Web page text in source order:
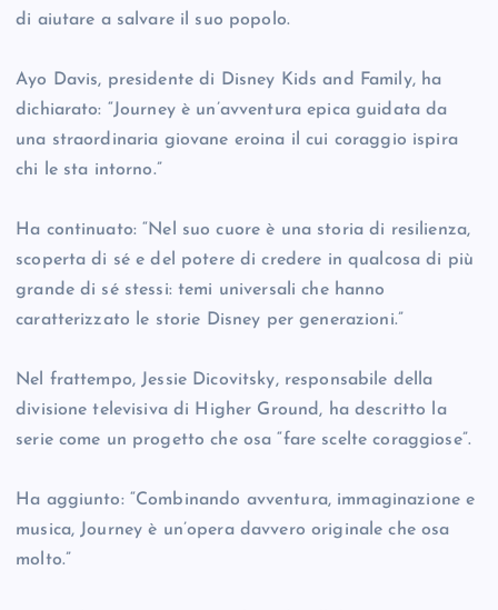
di aiutare a salvare il suo popolo.
Ayo Davis, presidente di Disney Kids and Family, ha
dichiarato: “Journey è un’avventura epica guidata da
una straordinaria giovane eroina il cui coraggio ispira
chi le sta intorno.”
Ha continuato: “Nel suo cuore è una storia di resilienza,
scoperta di sé e del potere di credere in qualcosa di più
grande di sé stessi: temi universali che hanno
caratterizzato le storie Disney per generazioni.”
Nel frattempo, Jessie Dicovitsky, responsabile della
divisione televisiva di Higher Ground, ha descritto la
serie come un progetto che osa “fare scelte coraggiose”.
Ha aggiunto: “Combinando avventura, immaginazione e
musica, Journey è un’opera davvero originale che osa
molto.”